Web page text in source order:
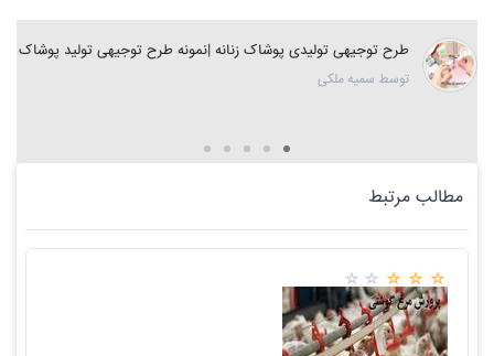
طرح توجیهی تولیدی پوشاک زنانه |نمونه طرح توجیهی تولید پوشاک
توسط سمیه ملکی
مطالب مرتبط